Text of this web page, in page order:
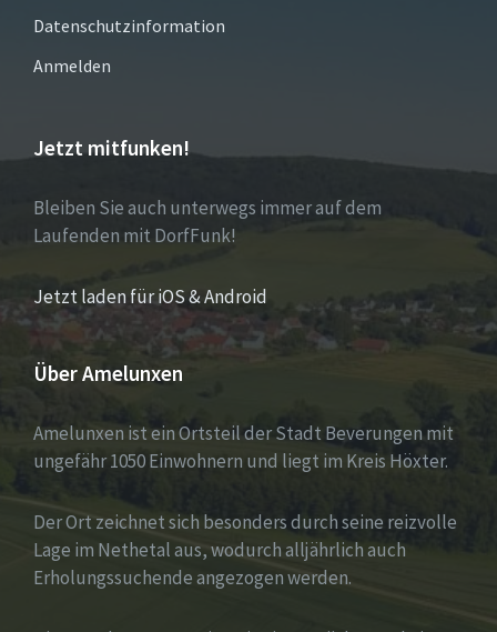
Datenschutzinformation
Anmelden
Jetzt mitfunken!
Bleiben Sie auch unterwegs immer auf dem
Laufenden mit DorfFunk!
Jetzt laden für iOS & Android
Über Amelunxen
Amelunxen ist ein Ortsteil der Stadt Beverungen mit
ungefähr 1050 Einwohnern und liegt im Kreis Höxter.
Der Ort zeichnet sich besonders durch seine reizvolle
Lage im Nethetal aus, wodurch alljährlich auch
Erholungssuchende angezogen werden.